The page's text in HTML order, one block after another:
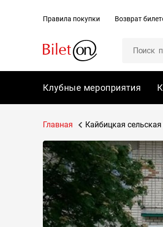
Правила покупки Возврат
Клубные мероприятия
Главная Кайбицкая